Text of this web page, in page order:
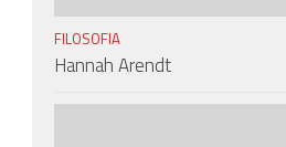
FILOSOFIA
Hannah Arendt